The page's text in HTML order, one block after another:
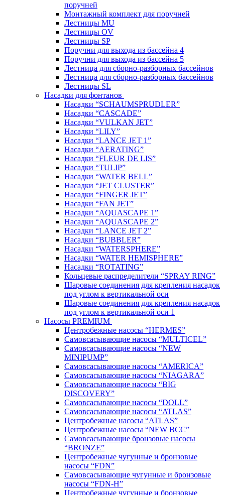
поручней
Монтажный комплект для поручней
Лестницы MU
Лестницы OV
Лестницы SP
Поручни для выхода из бассейна 4
Поручни для выхода из бассейна 5
Лестница для сборно-разборных бассейнов
Лестница для сборно-разборных бассейнов
Лестницы SL
Насадки для фонтанов
Насадки “SCHAUMSPRUDLER”
Насадки “CASCADE”
Насадки “VULKAN JET”
Насадки “LILY”
Насадки “LANCE JET 1”
Насадки “AERATING”
Насадки “FLEUR DE LIS”
Насадки “TULIP”
Насадки “WATER BELL”
Насадки “JET CLUSTER”
Насадки “FINGER JET”
Насадки “FAN JET”
Насадки “AQUASCAPE 1”
Насадки “AQUASCAPE 2”
Насадки “LANCE JET 2”
Насадки “BUBBLER”
Насадки “WATERSPHERE”
Насадки “WATER HEMISPHERE”
Насадки “ROTATING”
Кольцевые распределители “SPRAY RING”
Шаровые соединения для крепления насадок
под углом к вертикальной оси
Шаровые соединения для крепления насадок
под углом к вертикальной оси 1
Насосы PREMIUM
Центробежные насосы “HERMES”
Самовсасывающие насосы “MULTICEL”
Самовсасывающие насосы “NEW
MINIPUMP”
Самовсасывающие насосы “AMERICA”
Самовсасывающие насосы “NIAGARA”
Самовсасывающие насосы “BIG
DISCOVERY”
Самовсасывающие насосы “DOLL”
Самовсасывающие насосы “ATLAS”
Центробежные насосы “ATLAS”
Центробежные насосы “NEW BCC”
Самовсасывающие бронзовые насосы
“BRONZE”
Центробежные чугунные и бронзовые
насосы “FDN”
Самовсасывающие чугунные и бронзовые
насосы “FDN-Н”
Центробежные чугунные и бронзовые